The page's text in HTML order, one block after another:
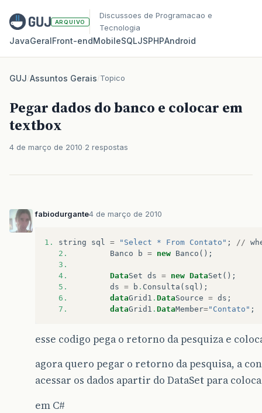
ARQUIVO
Discussoes de Programacao e
Tecnologia
JavaGeralFront‑endMobileSQLJSPHPAndroid
GUJ/Assuntos Gerais/Topico
Pegar dados do banco e colocar em
textbox
4 de março de 2010 2 respostas
fabiodurgante4 de março de 2010
1. string sql = "Select * From Contato" ; //
2.
Banco b = new Banco ();
3.
4.
DataSet ds = new DataSet ();
5.
ds = b . Consulta ( sql );
6.
dataGrid1 . DataSource = ds ;
7.
dataGrid1 . DataMember="Contato" ;
esse codigo pega o retorno da pesquiza e
agora quero pegar o retorno da pesquisa, a
acessar os dados apartir do DataSet para
em C#